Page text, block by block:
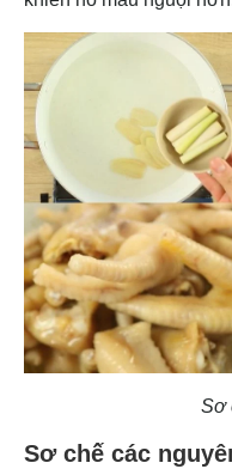
Sơ
Sơ chế các